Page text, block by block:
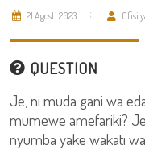
21 Agosti 2023 Ofisi
QUESTION
Je, ni muda gani wa
mumewe amefariki?
nyumba yake wakati